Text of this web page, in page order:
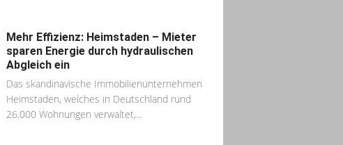
Mehr Effizienz: Heimstaden – Mieter
sparen Energie durch hydraulischen
Abgleich ein
Das skandinavische Immobilienunternehmen
Heimstaden, welches in Deutschland rund
26.000 Wohnungen verwaltet,...